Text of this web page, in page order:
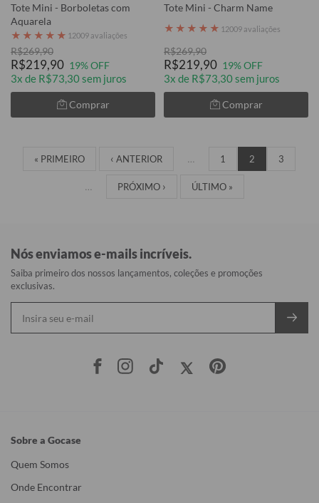
Tote Mini - Borboletas com
Aquarela
★ ★ ★ ★ ★ 12009 avaliações
R$269,90
R$219,90 19% OFF
3x de R$73,30 sem juros
Comprar
Tote Mini - Charm Name
★ ★ ★ ★ ★ 12009 avaliações
R$269,90
R$219,90 19% OFF
3x de R$73,30 sem juros
Comprar
« PRIMEIRO ‹ ANTERIOR 1 2 3
PRÓXIMO › ÚLTIMO »
Nós enviamos e-mails incríveis.
Saiba primeiro dos nossos lançamentos, coleções e promoções
exclusivas.
Sobre a Gocase
Quem Somos
Onde Encontrar